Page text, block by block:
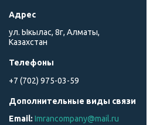
ул. Ыкылас, 8г, Алматы,
Казахстан
+7 (702) 975-03-59
Imrancompany@mail.ru